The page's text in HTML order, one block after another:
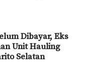
Dibayar, Eks
Unit Hauling
Selatan